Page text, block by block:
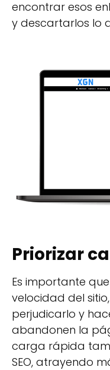
encontrar esos
y descartarlos lo
Priorizar
Es importante
velocidad del
perjudicarlo y
abandonen la
carga rápida
SEO, atrayendo